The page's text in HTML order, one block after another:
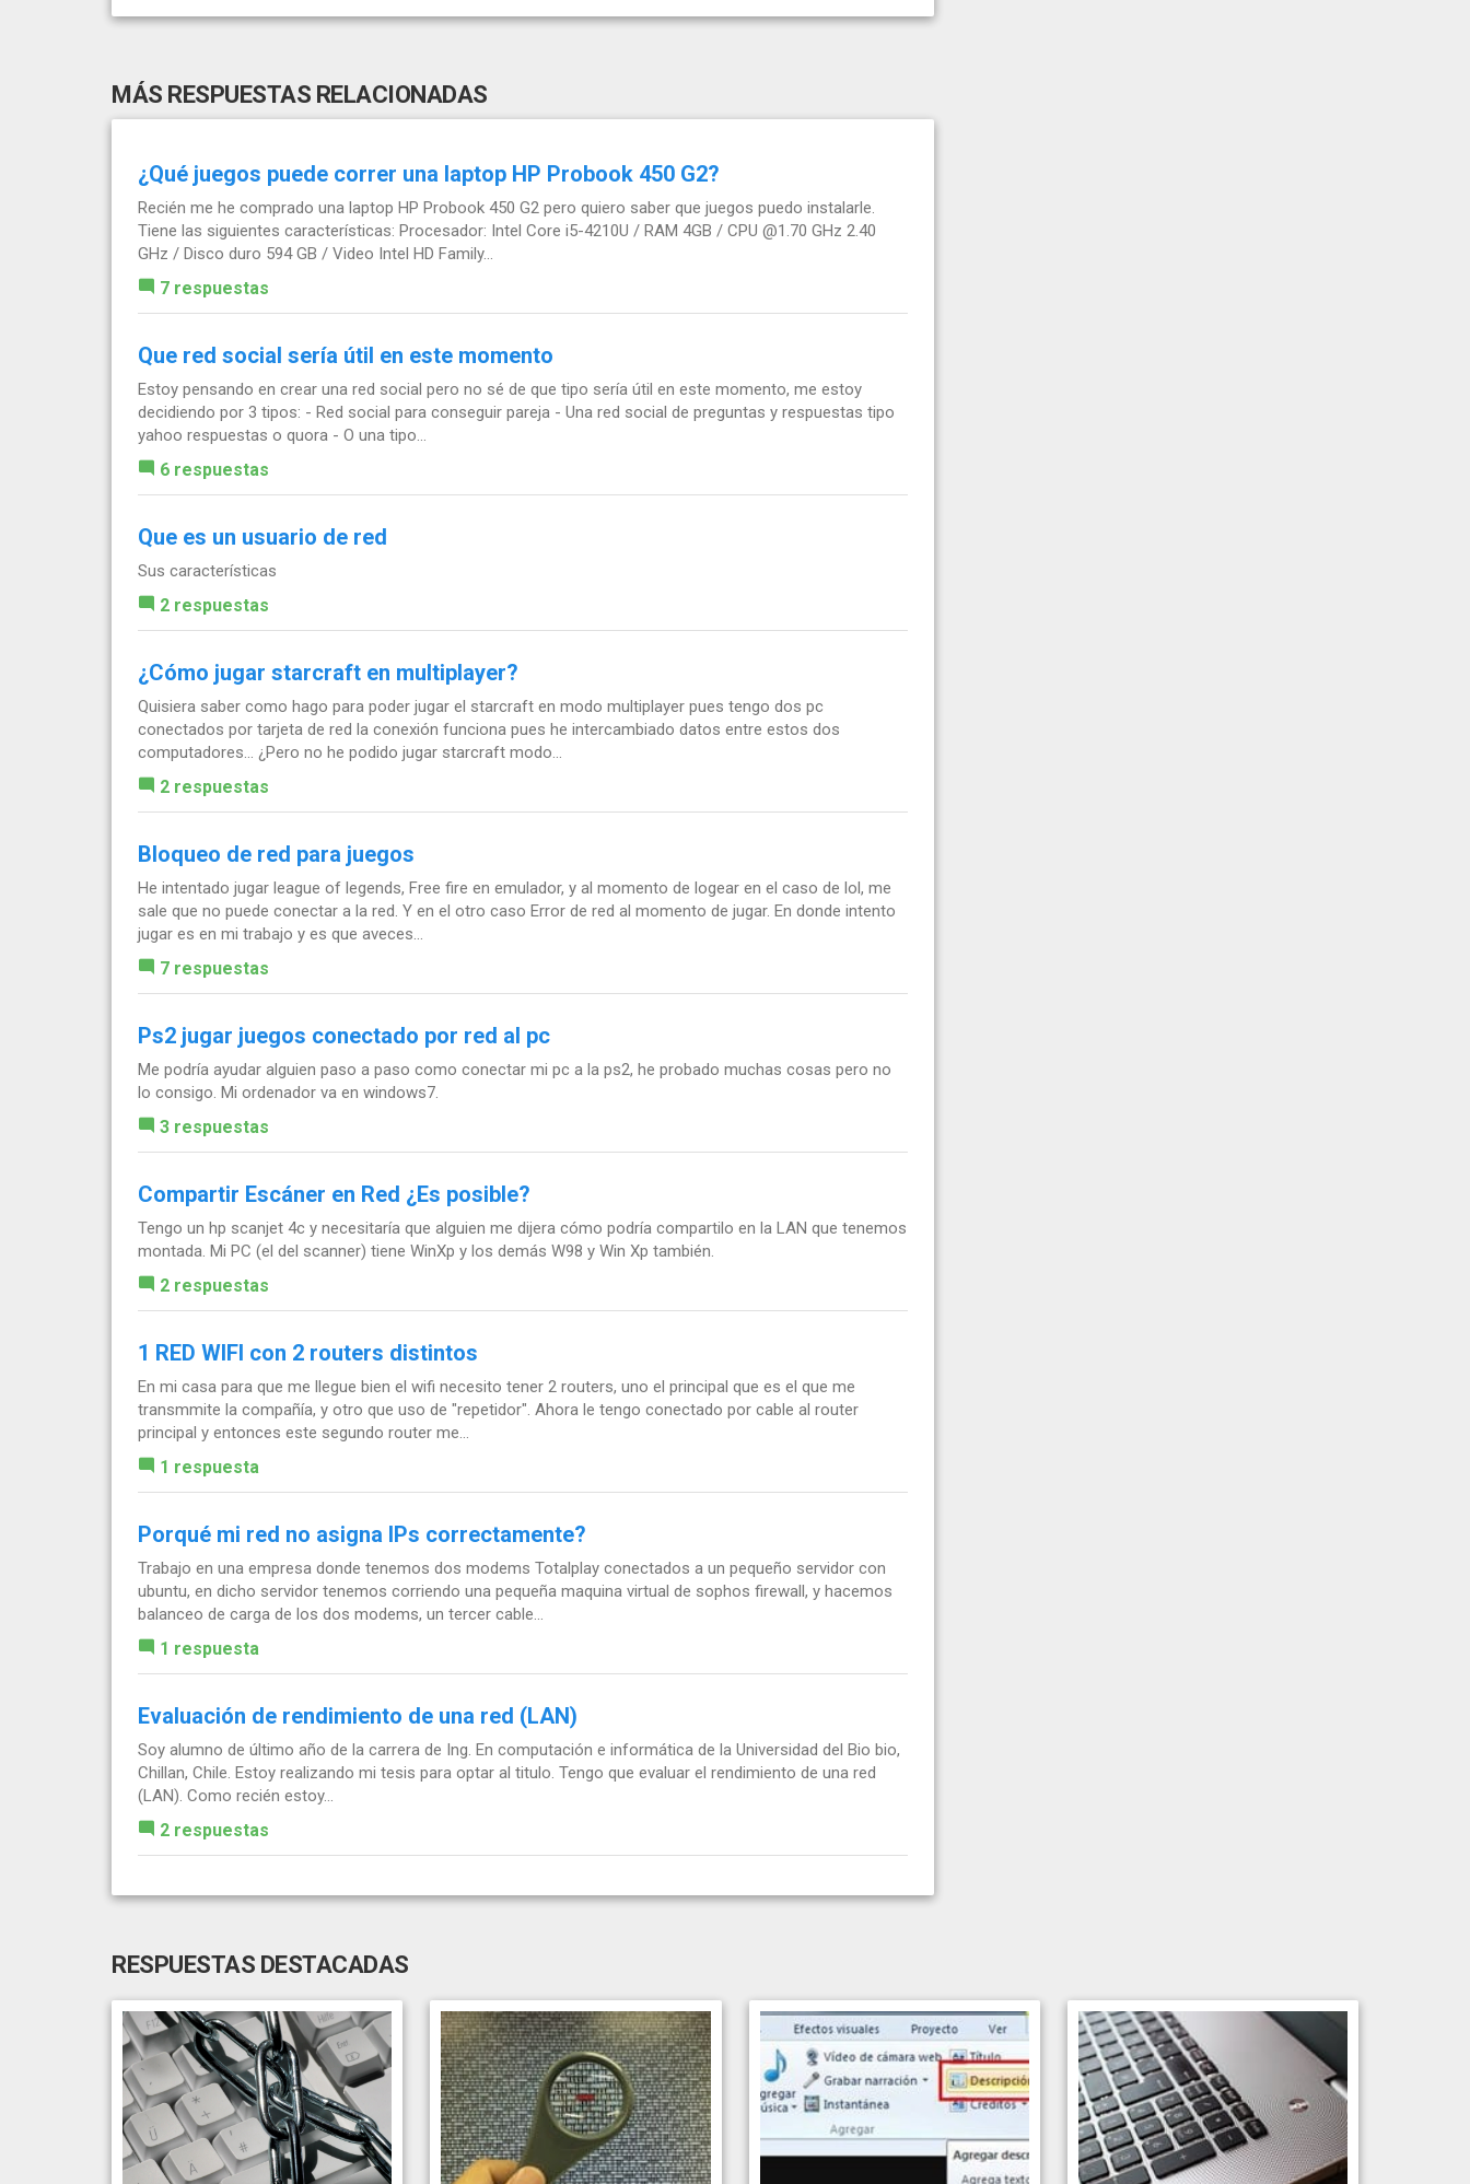
MÁS RESPUESTAS RELACIONADAS
¿Qué juegos puede correr una laptop HP Probook 450 G2?
Recién me he comprado una laptop HP Probook 450 G2 pero quiero saber que juegos puedo instalarle.
Tiene las siguientes características: Procesador: Intel Core i5-4210U / RAM 4GB / CPU @1.70 GHz 2.40
GHz / Disco duro 594 GB / Video Intel HD Family...
7 respuestas
Que red social sería útil en este momento
Estoy pensando en crear una red social pero no sé de que tipo sería útil en este momento, me estoy
decidiendo por 3 tipos: - Red social para conseguir pareja - Una red social de preguntas y respuestas tipo
yahoo respuestas o quora - O una tipo...
6 respuestas
Que es un usuario de red
Sus características
2 respuestas
¿Cómo jugar starcraft en multiplayer?
Quisiera saber como hago para poder jugar el starcraft en modo multiplayer pues tengo dos pc
conectados por tarjeta de red la conexión funciona pues he intercambiado datos entre estos dos
computadores... ¿Pero no he podido jugar starcraft modo...
2 respuestas
Bloqueo de red para juegos
He intentado jugar league of legends, Free fire en emulador, y al momento de logear en el caso de lol, me
sale que no puede conectar a la red. Y en el otro caso Error de red al momento de jugar. En donde intento
jugar es en mi trabajo y es que aveces...
7 respuestas
Ps2 jugar juegos conectado por red al pc
Me podría ayudar alguien paso a paso como conectar mi pc a la ps2, he probado muchas cosas pero no
lo consigo. Mi ordenador va en windows7.
3 respuestas
Compartir Escáner en Red ¿Es posible?
Tengo un hp scanjet 4c y necesitaría que alguien me dijera cómo podría compartilo en la LAN que tenemos
montada. Mi PC (el del scanner) tiene WinXp y los demás W98 y Win Xp también.
2 respuestas
1 RED WIFI con 2 routers distintos
En mi casa para que me llegue bien el wifi necesito tener 2 routers, uno el principal que es el que me
transmmite la compañía, y otro que uso de "repetidor". Ahora le tengo conectado por cable al router
principal y entonces este segundo router me...
1 respuesta
Porqué mi red no asigna IPs correctamente?
Trabajo en una empresa donde tenemos dos modems Totalplay conectados a un pequeño servidor con
ubuntu, en dicho servidor tenemos corriendo una pequeña maquina virtual de sophos firewall, y hacemos
balanceo de carga de los dos modems, un tercer cable...
1 respuesta
Evaluación de rendimiento de una red (LAN)
Soy alumno de último año de la carrera de Ing. En computación e informática de la Universidad del Bio bio,
Chillan, Chile. Estoy realizando mi tesis para optar al titulo. Tengo que evaluar el rendimiento de una red
(LAN). Como recién estoy...
2 respuestas
RESPUESTAS DESTACADAS